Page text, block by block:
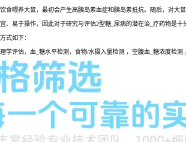
食喂养大鼠，最初会产生高胰岛素血症和胰岛素抵抗。随后，对大
、易于操作，因此对于研究与评估2型糖_尿病的潜在治_疗药物是十
式如下：
学评估，血_糖水平检测，食物/水摄入量检测 ，空腹血_糖浓度检测